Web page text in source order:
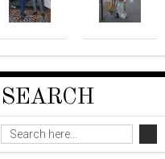
SEARCH